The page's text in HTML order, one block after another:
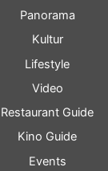
Panorama
Kultur
Lifestyle
Video
Restaurant Guide
Kino Guide
Events